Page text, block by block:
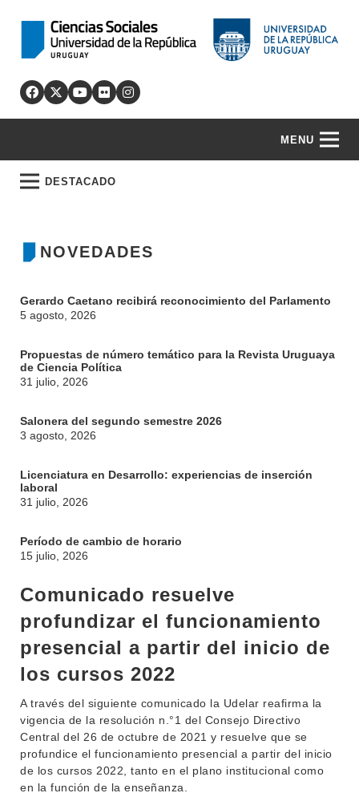
MENU
DESTACADO
NOVEDADES
Gerardo Caetano recibirá reconocimiento del Parlamento
5 agosto, 2026
Propuestas de número temático para la Revista Uruguaya
de Ciencia Política
31 julio, 2026
Salonera del segundo semestre 2026
3 agosto, 2026
Licenciatura en Desarrollo: experiencias de inserción
laboral
31 julio, 2026
Período de cambio de horario
15 julio, 2026
Comunicado resuelve
profundizar el funcionamiento
presencial a partir del inicio de
los cursos 2022
A través del siguiente comunicado la Udelar reafirma la
vigencia de la resolución n.°1 del Consejo Directivo
Central del 26 de octubre de 2021 y resuelve que se
profundice el funcionamiento presencial a partir del inicio
de los cursos 2022, tanto en el plano institucional como
en la función de la enseñanza.